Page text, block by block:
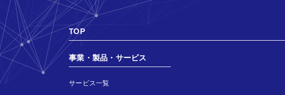
TOP
事業・製品・サービス
サービス一覧